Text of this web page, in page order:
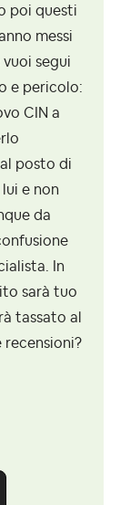
poi questi
messi
vuoi segui
e pericolo:
CIN a
posto di
e non
da
In
sarà tuo
tassato al
recensioni?